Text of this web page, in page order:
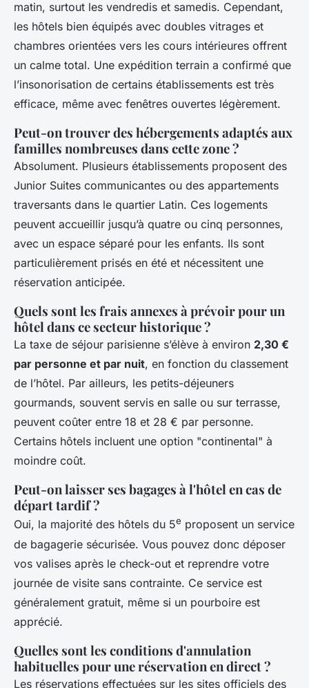
matin, surtout les vendredis et samedis. Cependant,
les hôtels bien équipés avec doubles vitrages et
chambres orientées vers les cours intérieures offrent
un calme total. Une expédition terrain a confirmé que
l’insonorisation de certains établissements est très
efficace, même avec fenêtres ouvertes légèrement.
Peut-on trouver des hébergements adaptés aux
familles nombreuses dans cette zone ?
Absolument. Plusieurs établissements proposent des
Junior Suites communicantes ou des appartements
traversants dans le quartier Latin. Ces logements
peuvent accueillir jusqu’à quatre ou cinq personnes,
avec un espace séparé pour les enfants. Ils sont
particulièrement prisés en été et nécessitent une
réservation anticipée.
Quels sont les frais annexes à prévoir pour un
hôtel dans ce secteur historique ?
La taxe de séjour parisienne s’élève à environ 2,30 €
par personne et par nuit, en fonction du classement
de l’hôtel. Par ailleurs, les petits-déjeuners
gourmands, souvent servis en salle ou sur terrasse,
peuvent coûter entre 18 et 28 € par personne.
Certains hôtels incluent une option "continental" à
moindre coût.
Peut-on laisser ses bagages à l'hôtel en cas de
départ tardif ?
Oui, la majorité des hôtels du 5e proposent un service
de bagagerie sécurisée. Vous pouvez donc déposer
vos valises après le check-out et reprendre votre
journée de visite sans contrainte. Ce service est
généralement gratuit, même si un pourboire est
apprécié.
Quelles sont les conditions d'annulation
habituelles pour une réservation en direct ?
Les réservations effectuées sur les sites officiels des